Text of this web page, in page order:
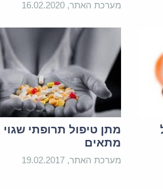
מערכת האתר, 16.02.2020
מתן טיפול תרופתי שגוי
מתאים
מערכת האתר, 19.02.2017